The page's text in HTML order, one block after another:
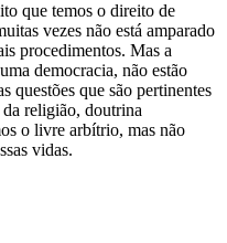
que temos o direito de
vezes não está amparado
procedimentos. Mas a
democracia, não estão
questões que são pertinentes
religião, doutrina
o livre arbítrio, mas não
vidas.